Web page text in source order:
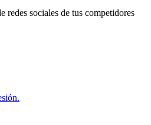
redes sociales de tus competidores